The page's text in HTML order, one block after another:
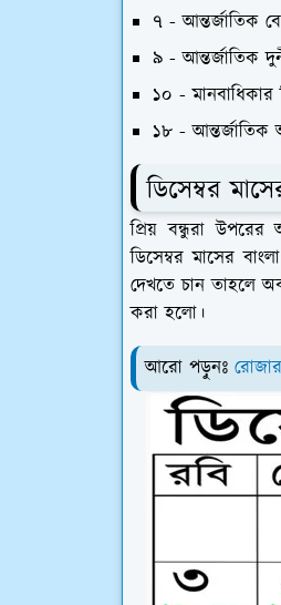
৭ - আন্তর্জাতিক
৯ - আন্তর্জাতিক
১০ - মানবাধিকার
১৮ - আন্তর্জাতিক
ডিসেম্বর
প্রিয় বন্ধুরা
ডিসেম্বর মাসের
দেখতে চান তাহলে
করা হলো।
আরো পড়ুনঃ